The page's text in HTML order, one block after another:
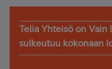
Telia Yhteisö on Vain
sulkeutuu kokonaan